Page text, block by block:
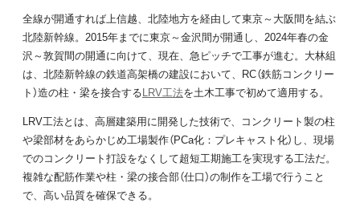
全線が開通すれば上信越、北陸地方を経由して東京～大阪間を結ぶ
北陸新幹線。2015年までに東京～金沢間が開通し、2024年春の金
沢～敦賀間の開通に向けて、現在、急ピッチで工事が進む。大林組
は、北陸新幹線の鉄道高架橋の建設において、RC（鉄筋コンクリー
ト）造の柱・梁を接合するLRV工法を土木工事で初めて適用する。
LRV工法とは、高層建築用に開発した技術で、コンクリート製の柱
や梁部材をあらかじめ工場製作（PCa化：プレキャスト化）し、現場
でのコンクリート打設をなくして超短工期施工を実現する工法だ。
複雑な配筋作業や柱・梁の接合部（仕口）の制作を工場で行うこと
で、高い品質を確保できる。